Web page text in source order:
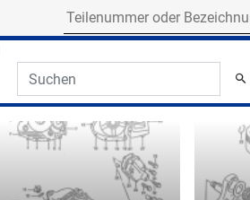
Search thumbnails